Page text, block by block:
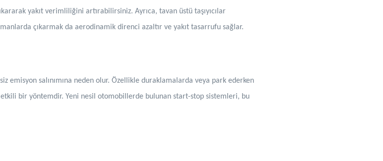
yakıt verimliliğini artırabilirsiniz. Ayrıca, tavan üstü taşıyıcılar
çıkarmak da aerodinamik direnci azaltır ve yakıt tasarrufu sağlar.
emisyon salınımına neden olur. Özellikle duraklamalarda veya park ederken
bir yöntemdir. Yeni nesil otomobillerde bulunan start-stop sistemleri, bu